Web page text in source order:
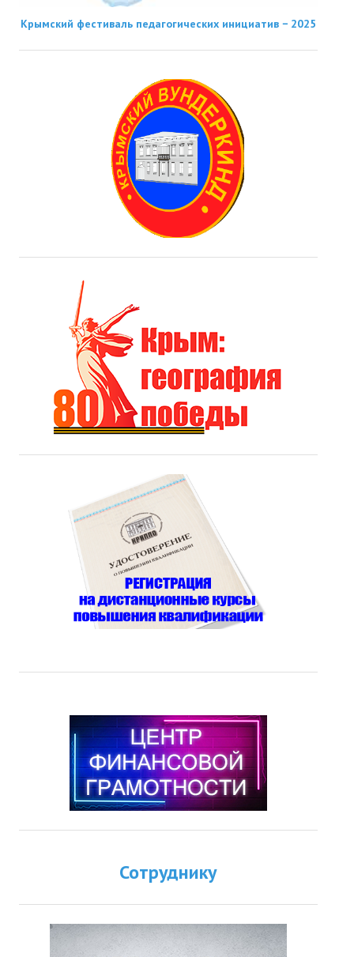
Крымский фестиваль педагогических инициатив − 2025
Сотруднику